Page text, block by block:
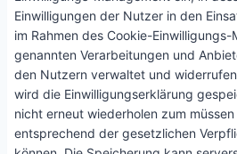
Einwilligungen der Nutzer in den
im Rahmen des Cookie-
genannten Verarbeitungen und
den Nutzern verwaltet und
wird die Einwilligungserklärung
nicht erneut wiederholen zum
entsprechend der gesetzlichen